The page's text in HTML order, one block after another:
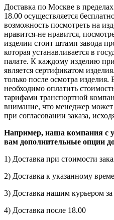
Доставка по Москве в
18.00 осуществляется
возможность посмотреть на
нравится-не нравится,
изделии стоит штамп завода
которая устанавливается в
палате. К каждому изделию
является сертификатом
только после осмотра изделия.
необходимо оплатить
тарифами транспортной
внимание, что менеджер может
при согласовании заказа,
Например, наша компания с
вам дополнительные опции
1) Доставка при стоимости
2) Доставка к указанному
3) Доставка нашим курьером
4) Доставка после 18.00